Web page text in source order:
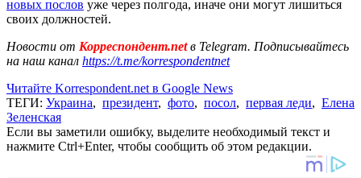
новых послов уже через полгода, иначе они могут лишиться
своих должностей.
Новости от Корреспондент.netв Telegram. Подписывайтесь
на наш канал https://t.me/korrespondentnet
Читайте Korrespondent.net в Google News
ТЕГИ: Украина, президент, фото, посол, первая леди, Елена
Зеленская
Если вы заметили ошибку, выделите необходимый текст и
нажмите Ctrl+Enter, чтобы сообщить об этом редакции.